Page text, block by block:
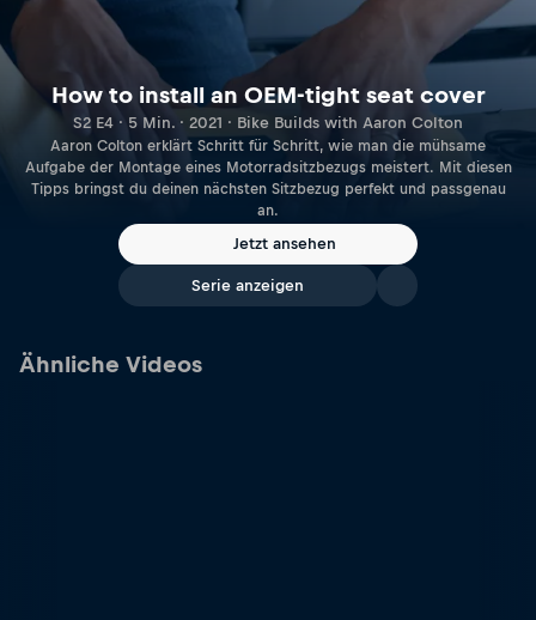
How to install an OEM-tight seat cover
S2 E4 · 5 Min. · 2021 · Bike Builds with Aaron Colton
Aaron Colton erklärt Schritt für Schritt, wie man die mühsame
Aufgabe der Montage eines Motorradsitzbezugs meistert. Mit diesen
Tipps bringst du deinen nächsten Sitzbezug perfekt und passgenau
an.
Jetzt ansehen
Serie anzeigen
Ähnliche Videos